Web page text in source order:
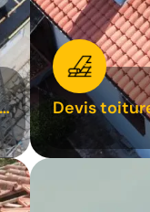
Devis